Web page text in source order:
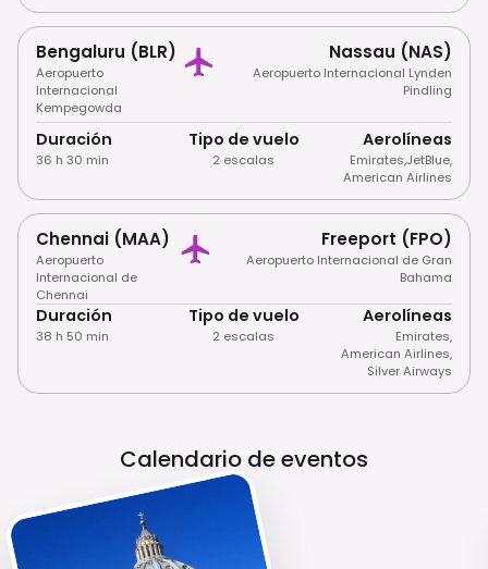
Bengaluru (BLR)
Aeropuerto
Internacional
Kempegowda
Nassau (NAS)
Aeropuerto Internacional Lynden
Pindling
Duración
36 h 30 min
Tipo de vuelo
2 escalas
Aerolíneas
Emirates,JetBlue,
American Airlines
Chennai (MAA)
Aeropuerto
Internacional de
Chennai
Freeport (FPO)
Aeropuerto Internacional de Gran
Bahama
Duración
38 h 50 min
Tipo de vuelo
2 escalas
Aerolíneas
Emirates,
American Airlines,
Silver Airways
Calendario de eventos